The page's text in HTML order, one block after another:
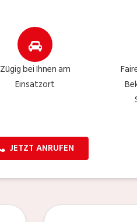
Zügig bei Ihnen am
Einsatzort
JETZT ANRUFEN